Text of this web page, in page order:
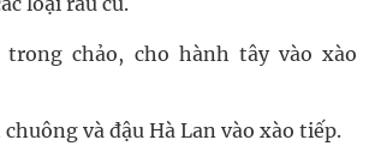
chảo, cho hành tây vào xào
và đậu Hà Lan vào xào tiếp.